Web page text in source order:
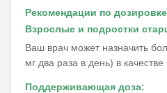
Рекомендации по
Взрослые и подростки
Ваш врач может назначить
мг два раза в день) в качестве
Поддерживающая доза: